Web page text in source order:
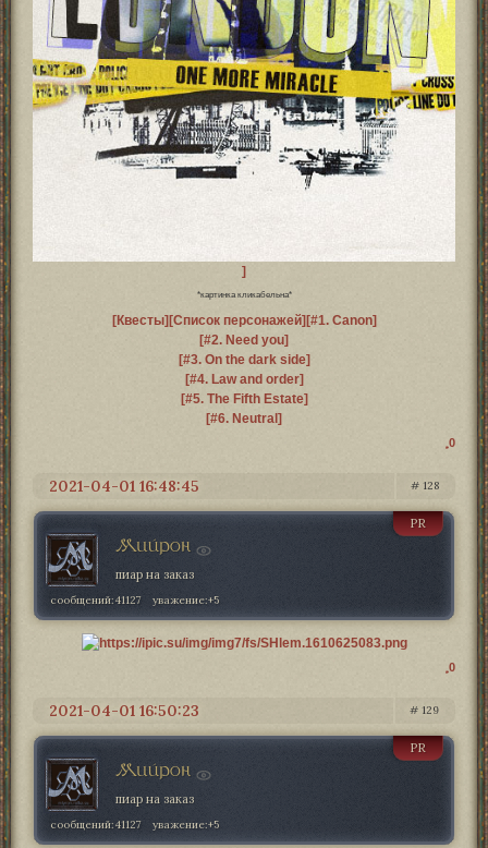
]
*картинка кликабельна*
[Квесты][Список персонажей][#1. Canon]
[#2. Need you]
[#3. On the dark side]
[#4. Law and order]
[#5. The Fifth Estate]
[#6. Neutral]
0
128
2021-04-01 16:48:45
Мийрон
PR
пиар на заказ
сообщений:41127 уважение:+5
0
129
2021-04-01 16:50:23
Мийрон
PR
пиар на заказ
сообщений:41127 уважение:+5